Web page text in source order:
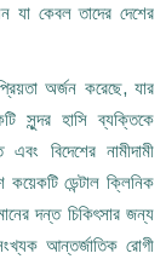
যা কেবল তাদের দেশের
অর্জন করেছে, যার
সুন্দর হাসি ব্যক্তিকে
বিদেশের নামীদামী
ডেন্টাল ক্লিনিক
দন্ত চিকিৎসার জন্য
আন্তর্জাতিক রোগী